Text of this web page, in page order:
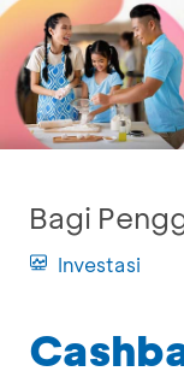
Bagi
Investasi